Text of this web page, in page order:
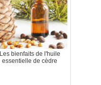
Les bienfaits de l'huile
essentielle de cèdre